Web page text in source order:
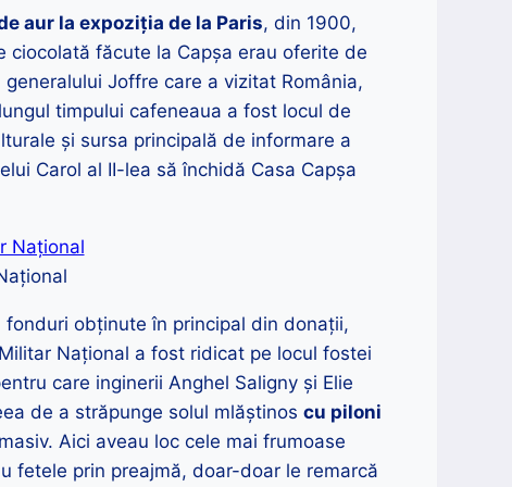
aur la expoziția de la Paris, din 1900,
făcute la Capșa erau oferite de
Joffre care a vizitat România,
timpului cafeneaua a fost locul de
și sursa principală de informare a
Carol al II-lea să închidă Casa Capșa
fonduri obţinute în principal din donații,
Național a fost ridicat pe locul fostei
care inginerii Anghel Saligny și Elie
de a străpunge solul mlăştinos cu piloni
Aici aveau loc cele mai frumoase
fetele prin preajmă, doar-doar le remarcă